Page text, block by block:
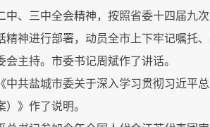
中、三中全会精神，按照省委十四届九
精神进行部署，动员全市上下牢记嘱托
会主持。市委书记周斌作了讲话。
中共盐城市委关于深入学习贯彻习近平
》作了说明。